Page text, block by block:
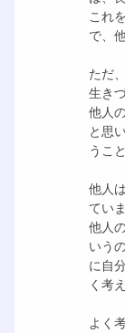
これ
で、
ただ
生き
他人
と思
うこ
他人
てい
他人
いう
に自
く考
よく